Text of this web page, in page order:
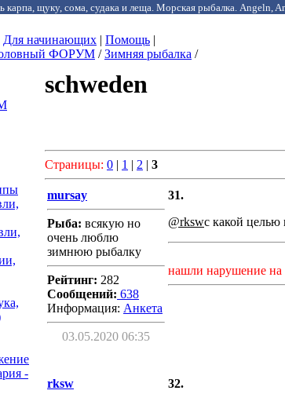
карпа, щуку, сома, судака и леща. Морская рыбалка. Angeln,
Для начинающих | Помощь |
ФОРУМ /Зимняя рыбалка /
-
schweden
Страницы: 0 | 1 | 2 | 3
mursay
Рыба: всякую но
очень люблю
зимнюю рыбалку
Рейтинг: 282
Сообщений: 638
Информация: Aнкета
03.05.2020 06:35
31.
@rkswс какой
нашли нарушение на
rksw
32.